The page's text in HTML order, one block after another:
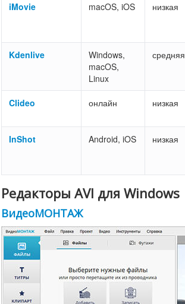
iMovie macOS, iOS низкая
Kdenlive
Windows,
macOS,
Linux
средняя
Clideo онлайн низкая
InShot Android, iOS низкая
Редакторы AVI для Windows
ВидеоМОНТАЖ